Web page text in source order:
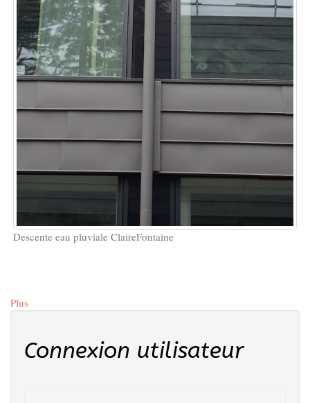
Descente eau pluviale ClaireFontaine
Plus
Connexion utilisateur